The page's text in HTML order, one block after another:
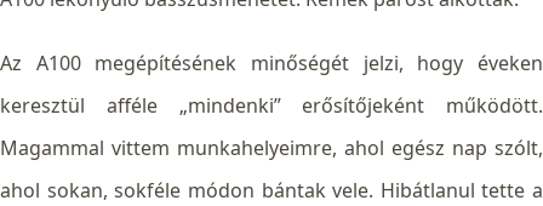
Az A100 megépítésének minőségét jelzi, hogy éveken
keresztül afféle „mindenki” erősítőjeként működött.
Magammal vittem munkahelyeimre, ahol egész nap szólt,
ahol sokan, sokféle módon bántak vele. Hibátlanul tette a